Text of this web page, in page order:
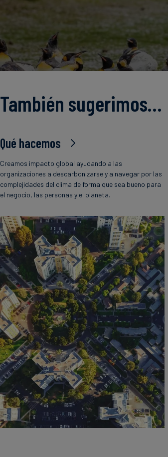
También sugerimos…
Qué hacemos
Creamos impacto global ayudando a las
organizaciones a descarbonizarse y a navegar por las
complejidades del clima de forma que sea bueno para
el negocio, las personas y el planeta.